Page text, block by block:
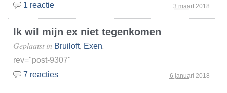
3 maart 2018
1 reactie
Ik wil mijn ex niet tegenkomen
6 januari 2018
Geplaatst in Bruiloft, Exen.
rev="post-9307"
7 reacties